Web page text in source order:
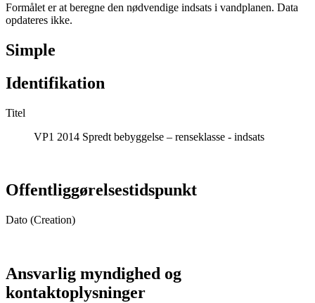
Formålet er at beregne den nødvendige indsats i vandplanen. Data
opdateres ikke.
Simple
Identifikation
Titel
VP1 2014 Spredt bebyggelse – renseklasse - indsats
Offentliggørelsestidspunkt
Dato (Creation)
Ansvarlig myndighed og
kontaktoplysninger